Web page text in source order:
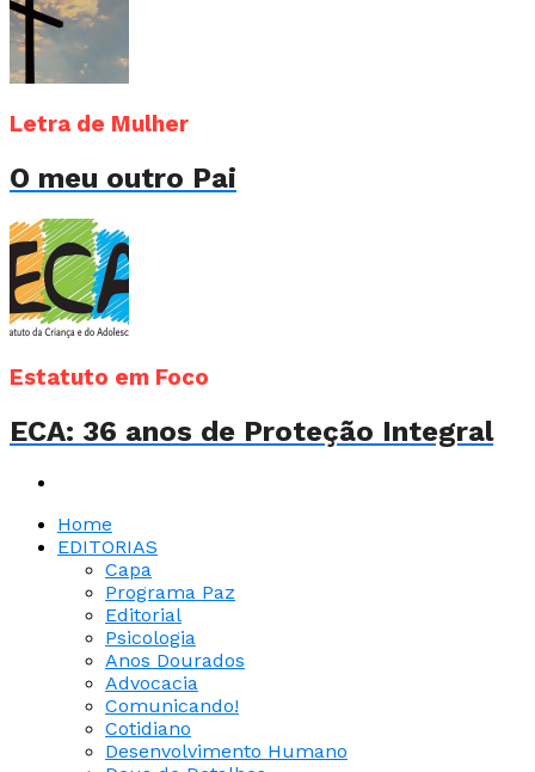
Letra de Mulher
O meu outro Pai
Estatuto em Foco
ECA: 36 anos de Proteção Integral
Home
EDITORIAS
Capa
Programa Paz
Editorial
Psicologia
Anos Dourados
Advocacia
Comunicando!
Cotidiano
Desenvolvimento Humano